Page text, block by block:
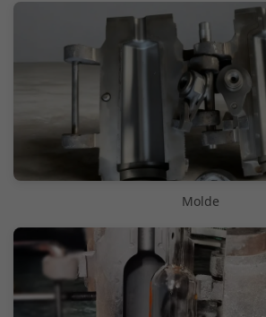
Molde